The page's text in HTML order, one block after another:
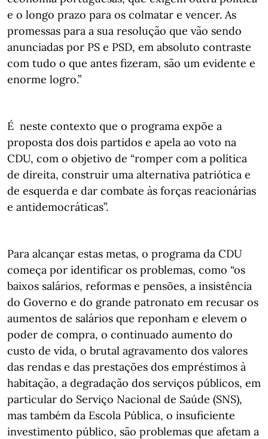
e o longo prazo para os colmatar e vencer. As
promessas para a sua resolução que vão sendo
anunciadas por PS e PSD, em absoluto contraste
com tudo o que antes fizeram, são um evidente e
enorme logro.”
É neste contexto que o programa expõe a
proposta dos dois partidos e apela ao voto na
CDU, com o objetivo de “romper com a política
de direita, construir uma alternativa patriótica e
de esquerda e dar combate às forças reacionárias
e antidemocráticas”.
Para alcançar estas metas, o programa da CDU
começa por identificar os problemas, como “os
baixos salários, reformas e pensões, a insistência
do Governo e do grande patronato em recusar os
aumentos de salários que reponham e elevem o
poder de compra, o continuado aumento do
custo de vida, o brutal agravamento dos valores
das rendas e das prestações dos empréstimos à
habitação, a degradação dos serviços públicos, em
particular do Serviço Nacional de Saúde (SNS),
mas também da Escola Pública, o insuficiente
investimento público, são problemas que afetam a